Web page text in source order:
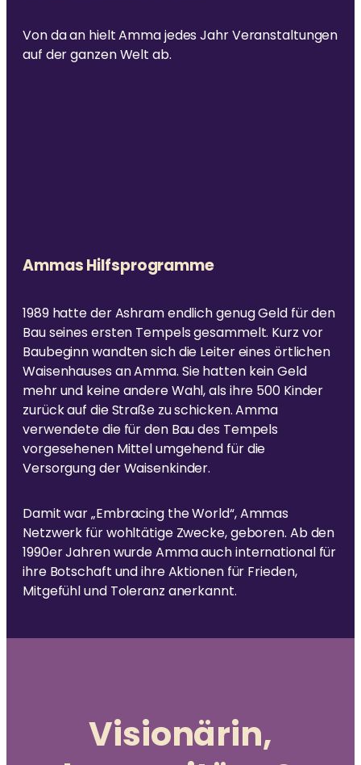
Von da an hielt Amma jedes Jahr Veranstaltungen
auf der ganzen Welt ab.
Ammas Hilfsprogramme
1989 hatte der Ashram endlich genug Geld für den
Bau seines ersten Tempels gesammelt. Kurz vor
Baubeginn wandten sich die Leiter eines örtlichen
Waisenhauses an Amma. Sie hatten kein Geld
mehr und keine andere Wahl, als ihre 500 Kinder
zurück auf die Straße zu schicken. Amma
verwendete die für den Bau des Tempels
vorgesehenen Mittel umgehend für die
Versorgung der Waisenkinder.
Damit war „Embracing the World“, Ammas
Netzwerk für wohltätige Zwecke, geboren. Ab den
1990er Jahren wurde Amma auch international für
ihre Botschaft und ihre Aktionen für Frieden,
Mitgefühl und Toleranz anerkannt.
Visionärin,